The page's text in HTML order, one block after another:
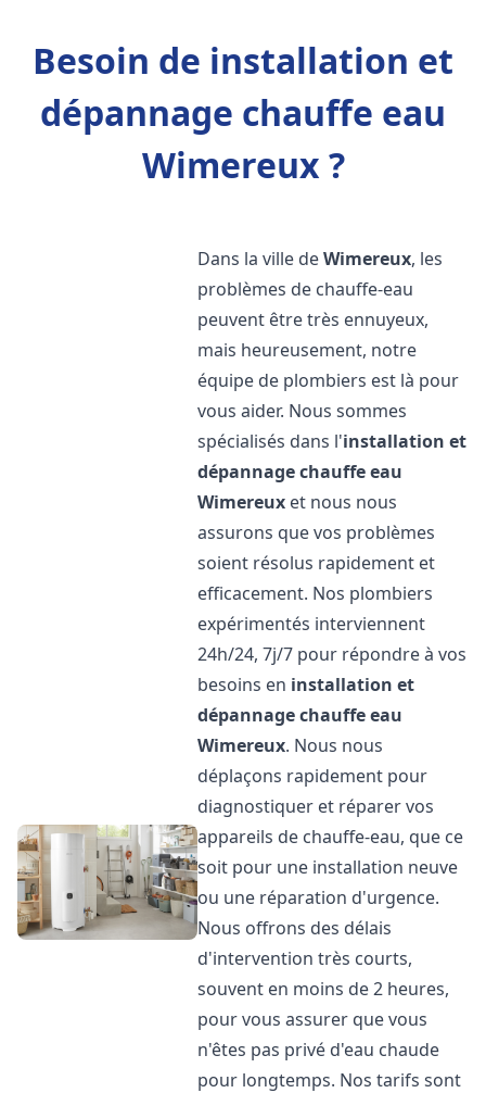
Besoin de installation et
dépannage chauffe eau
Wimereux ?
Dans la ville deWimereux, les
problèmes de chauffe-eau
peuvent être très ennuyeux,
mais heureusement, notre
équipe de plombiers est là pour
vous aider. Nous sommes
spécialisés dans l'installation et
dépannage chauffe eau
Wimereux et nous nous
assurons que vos problèmes
soient résolus rapidement et
efficacement. Nos plombiers
expérimentés interviennent
24h/24, 7j/7 pour répondre à vos
besoins en installation et
dépannage chauffe eau
Wimereux. Nous nous
déplaçons rapidement pour
diagnostiquer et réparer vos
appareils de chauffe-eau, que ce
soit pour une installation neuve
ou une réparation d'urgence.
Nous offrons des délais
d'intervention très courts,
souvent en moins de 2 heures,
pour vous assurer que vous
n'êtes pas privé d'eau chaude
pour longtemps. Nos tarifs sont